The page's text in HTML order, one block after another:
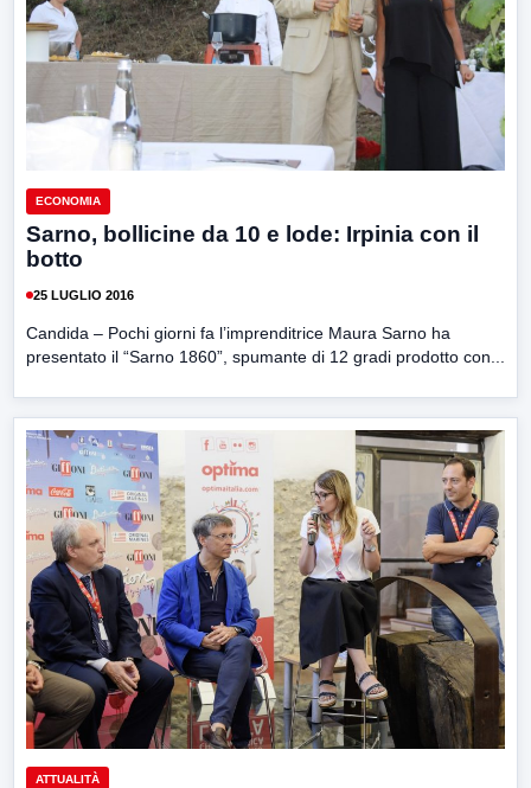
ECONOMIA
Sarno, bollicine da 10 e lode: Irpinia con il
botto
25 LUGLIO 2016
Candida – Pochi giorni fa l’imprenditrice Maura Sarno ha
presentato il “Sarno 1860”, spumante di 12 gradi prodotto con...
ATTUALITÀ